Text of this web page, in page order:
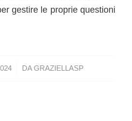
gestire le proprie questioni
DAGRAZIELLASP